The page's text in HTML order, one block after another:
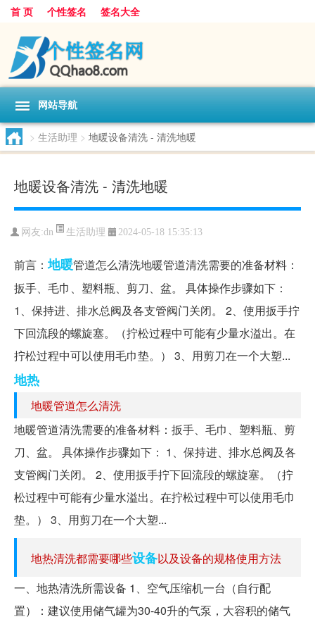
首 页 个性签名 签名大全
网站导航
> 生活助理 > 地暖设备清洗 - 清洗地暖
地暖设备清洗 - 清洗地暖
网友:dn 生活助理 2024-05-18 15:35:13
前言：地暖管道怎么清洗地暖管道清洗需要的准备材料：
扳手、毛巾、塑料瓶、剪刀、盆。 具体操作步骤如下：
1、保持进、排水总阀及各支管阀门关闭。 2、使用扳手拧
下回流段的螺旋塞。（拧松过程中可能有少量水溢出。在
拧松过程中可以使用毛巾垫。） 3、用剪刀在一个大塑...
地热
地暖管道怎么清洗
地暖管道清洗需要的准备材料：扳手、毛巾、塑料瓶、剪
刀、盆。 具体操作步骤如下： 1、保持进、排水总阀及各
支管阀门关闭。 2、使用扳手拧下回流段的螺旋塞。（拧
松过程中可能有少量水溢出。在拧松过程中可以使用毛巾
垫。） 3、用剪刀在一个大塑...
地热清洗都需要哪些设备以及设备的规格使用方法
一、地热清洗所需设备 1、空气压缩机一台（自行配
置）：建议使用储气罐为30-40升的气泵，大容积的储气